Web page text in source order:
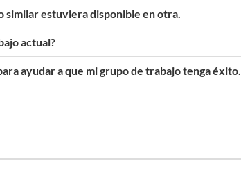
similar estuviera disponible en otra.
actual?
ayudar a que mi grupo de trabajo tenga éxito.